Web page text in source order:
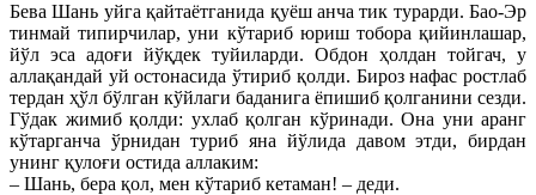
Бева Шань уйга қайтаётганида қуёш анча тик турарди. Бао-Эр
тинмай типирчилар, уни кўтариб юриш тобора қийинлашар,
йўл эса адоғи йўқдек туйиларди. Обдон ҳолдан тойгач, у
аллақандай уй остонасида ўтириб қолди. Бироз нафас ростлаб
тердан ҳўл бўлган кўйлаги баданига ёпишиб қолганини сезди.
Гўдак жимиб қолди: ухлаб қолган кўринади. Она уни аранг
кўтарганча ўрнидан туриб яна йўлида давом этди, бирдан
унинг қулоғи остида аллаким:
– Шань, бера қол, мен кўтариб кетаман! – деди.